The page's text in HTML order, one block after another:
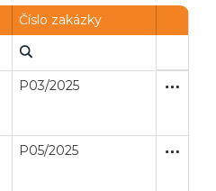
Číslo zakázky
P03/2025
P05/2025